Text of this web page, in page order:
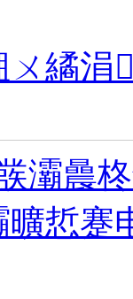
繘涓
灞曟
悊蹇